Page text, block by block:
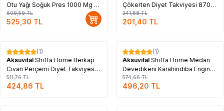
Otu Yağı Soğuk Pres 1000 Mg x
100 Kapsül
609,59TL
525,30 TL
Çökerten Diyet Takviyesi 870
Mg x 90 Kapsül
241,68TL
201,40 TL
%17
(1)
Aksuvital Shiffa Home Berkap
Civan Perçemi Diyet Takviyesi
680 Mg x 60 Kapsül
511,76TL
424,86 TL
%14
(1)
Aksuvital Shiffa Home Medan
Devedikeni Karahindiba Enginar
620 Mg x 60 Kapsül
574,66TL
496,20 TL